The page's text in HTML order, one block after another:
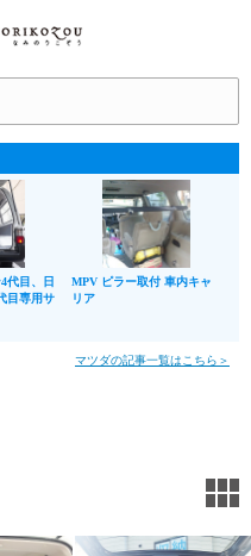
代目、日
目専用サ
MPV ピラー取付 車内キャ
リア
マツダの記事一覧はこちら＞